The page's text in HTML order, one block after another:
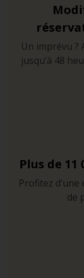
Un imprévu
jusqu’à 48
Plus de
Profitez
de